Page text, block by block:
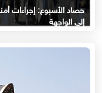
حصاد الأسبوع: إجراءات
إلى الواجهة